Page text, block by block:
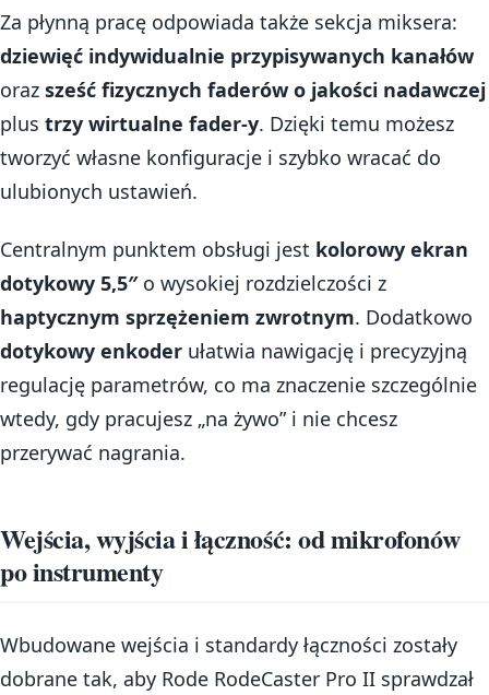
Za płynną pracę odpowiada także sekcja miksera:
dziewięć indywidualnie przypisywanych kanałów
oraz sześć fizycznych faderów o jakości nadawczej
plus trzy wirtualne fader-y. Dzięki temu możesz
tworzyć własne konfiguracje i szybko wracać do
ulubionych ustawień.
Centralnym punktem obsługi jest kolorowy ekran
dotykowy 5,5″o wysokiej rozdzielczości z
haptycznym sprzężeniem zwrotnym. Dodatkowo
dotykowy enkoder ułatwia nawigację i precyzyjną
regulację parametrów, co ma znaczenie szczególnie
wtedy, gdy pracujesz „na żywo” i nie chcesz
przerywać nagrania.
Wejścia, wyjścia i łączność: od mikrofonów
po instrumenty
Wbudowane wejścia i standardy łączności zostały
dobrane tak, aby Rode RodeCaster Pro II sprawdzał